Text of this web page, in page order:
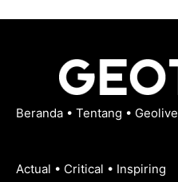
Beranda • Tentang • Geolive
Actual • Critical • Inspiring